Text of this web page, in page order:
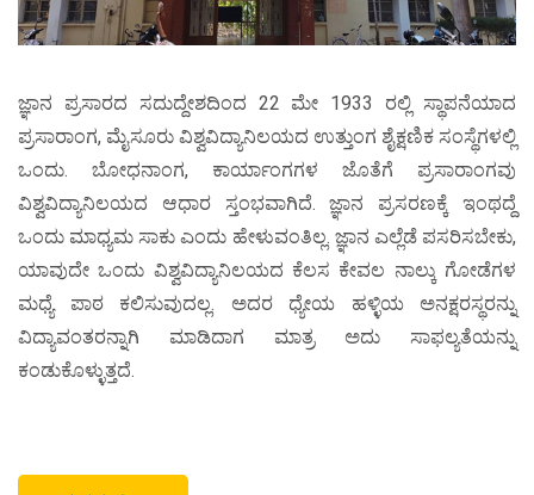
ಜ್ಞಾನ ಪ್ರಸಾರದ ಸದುದ್ದೇಶದಿಂದ 22 ಮೇ 1933 ರಲ್ಲಿ ಸ್ಥಾಪನೆಯಾದ
ಪ್ರಸಾರಾಂಗ, ಮೈಸೂರು ವಿಶ್ವವಿದ್ಯಾನಿಲಯದ ಉತ್ತುಂಗ ಶೈಕ್ಷಣಿಕ ಸಂಸ್ಥೆಗಳಲ್ಲಿ
ಒಂದು. ಬೋಧನಾಂಗ, ಕಾರ್ಯಾಂಗಗಳ ಜೊತೆಗೆ ಪ್ರಸಾರಾಂಗವು
ವಿಶ್ವವಿದ್ಯಾನಿಲಯದ ಆಧಾರ ಸ್ತಂಭವಾಗಿದೆ. ಜ್ಞಾನ ಪ್ರಸರಣಕ್ಕೆ ಇಂಥದ್ದೆ
ಒಂದು ಮಾಧ್ಯಮ ಸಾಕು ಎಂದು ಹೇಳುವಂತಿಲ್ಲ. ಜ್ಞಾನ ಎಲ್ಲೆಡೆ ಪಸರಿಸಬೇಕು,
ಯಾವುದೇ ಒಂದು ವಿಶ್ವವಿದ್ಯಾನಿಲಯದ ಕೆಲಸ ಕೇವಲ ನಾಲ್ಕು ಗೋಡೆಗಳ
ಮಧ್ಯೆ ಪಾಠ ಕಲಿಸುವುದಲ್ಲ. ಅದರ ಧ್ಯೇಯ ಹಳ್ಳಿಯ ಅನಕ್ಷರಸ್ಥರನ್ನು
ವಿದ್ಯಾವಂತರನ್ನಾಗಿ ಮಾಡಿದಾಗ ಮಾತ್ರ ಅದು ಸಾಫಲ್ಯತೆಯನ್ನು
ಕಂಡುಕೊಳ್ಳುತ್ತದೆ.